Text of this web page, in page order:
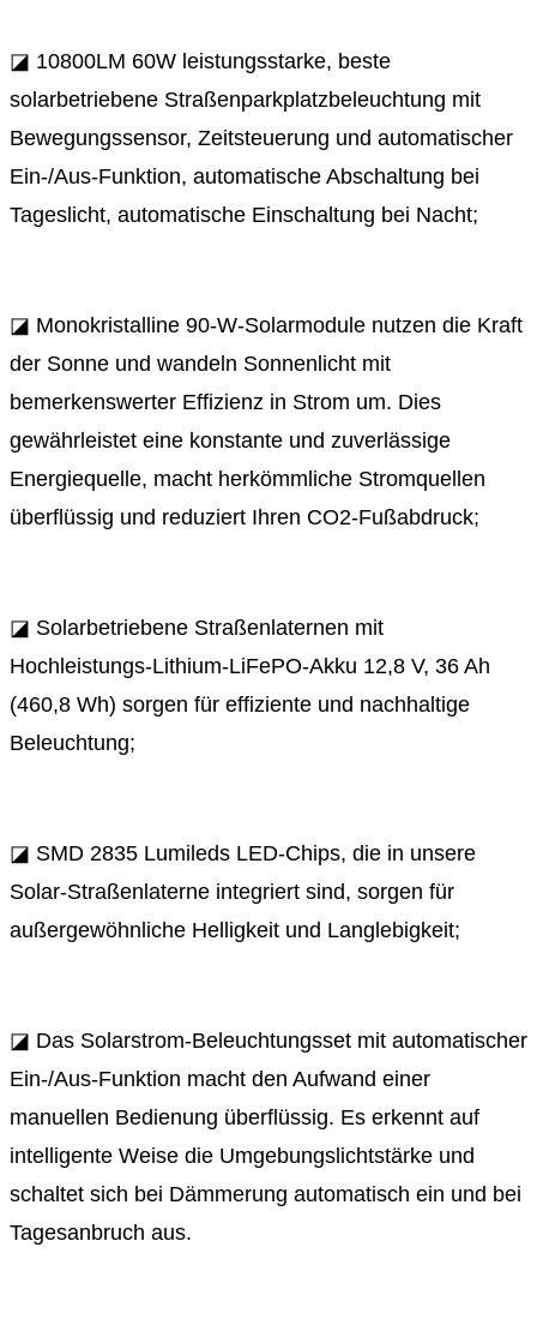
◪ 10800LM 60W leistungsstarke, beste
solarbetriebene Straßenparkplatzbeleuchtung mit
Bewegungssensor, Zeitsteuerung und automatischer
Ein-/Aus-Funktion, automatische Abschaltung bei
Tageslicht, automatische Einschaltung bei Nacht;
◪ Monokristalline 90-W-Solarmodule nutzen die Kraft
der Sonne und wandeln Sonnenlicht mit
bemerkenswerter Effizienz in Strom um. Dies
gewährleistet eine konstante und zuverlässige
Energiequelle, macht herkömmliche Stromquellen
überflüssig und reduziert Ihren CO2-Fußabdruck;
◪ Solarbetriebene Straßenlaternen mit
Hochleistungs-Lithium-LiFePO-Akku 12,8 V, 36 Ah
(460,8 Wh) sorgen für effiziente und nachhaltige
Beleuchtung;
◪ SMD 2835 Lumileds LED-Chips, die in unsere
Solar-Straßenlaterne integriert sind, sorgen für
außergewöhnliche Helligkeit und Langlebigkeit;
◪ Das Solarstrom-Beleuchtungsset mit automatischer
Ein-/Aus-Funktion macht den Aufwand einer
manuellen Bedienung überflüssig. Es erkennt auf
intelligente Weise die Umgebungslichtstärke und
schaltet sich bei Dämmerung automatisch ein und bei
Tagesanbruch aus.